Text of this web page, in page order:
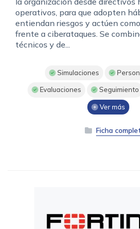
operativos, para que adopten
entiendan riesgos y actúen
frente a ciberataques. Se
técnicos y de...
Simulaciones
Evaluaciones Seguimiento
Ver más
Ficha